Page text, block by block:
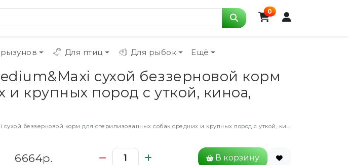
0
Для птиц Для рыбок Ещё
сухой беззерновой корм
крупных пород с уткой, киноа,
корм для стерилизованных собак средних и крупных пород с уткой, киноа, брокколи и спаржей - 2,5 кг
6664р. В корзину